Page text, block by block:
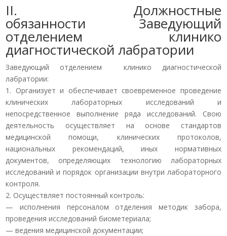
II. Должностные
обязанности Заведующий
отделением клинико
диагностической лабратории
Заведующий отделением клинико диагностической
лабратории:
1. Организует и обеспечивает своевременное проведение
клинических лабораторных исследований и
непосредственное выполнение ряда исследований. Свою
деятельность осуществляет на основе стандартов
медицинской помощи, клинических протоколов,
национальных рекомендаций, иных нормативных
документов, определяющих технологию лабораторных
исследований и порядок организации внутри лабораторного
контроля.
2. Осуществляет постоянный контроль:
— исполнения персоналом отделения методик забора,
проведения исследований биометериала;
— ведения медицинской документации;